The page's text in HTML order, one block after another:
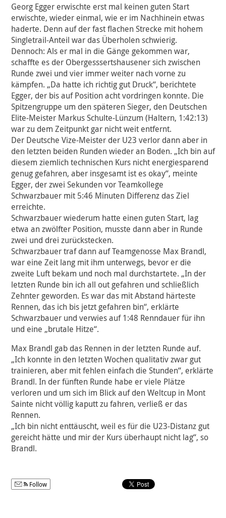
Georg Egger erwischte erst mal keinen guten Start
erwischte, wieder einmal, wie er im Nachhinein etwas
haderte. Denn auf der fast flachen Strecke mit hohem
Singletrail-Anteil war das Überholen schwierig.
Dennoch: Als er mal in die Gänge gekommen war,
schaffte es der Obergesssertshausener sich zwischen
Runde zwei und vier immer weiter nach vorne zu
kämpfen. „Da hatte ich richtig gut Druck“, berichtete
Egger, der bis auf Position acht vordringen konnte. Die
Spitzengruppe um den späteren Sieger, den Deutschen
Elite-Meister Markus Schulte-Lünzum (Haltern, 1:42:13)
war zu dem Zeitpunkt gar nicht weit entfernt.
Der Deutsche Vize-Meister der U23 verlor dann aber in
den letzten beiden Runden wieder an Boden. „Ich bin auf
diesem ziemlich technischen Kurs nicht energiesparend
genug gefahren, aber insgesamt ist es okay“, meinte
Egger, der zwei Sekunden vor Teamkollege
Schwarzbauer mit 5:46 Minuten Differenz das Ziel
erreichte.
Schwarzbauer wiederum hatte einen guten Start, lag
etwa an zwölfter Position, musste dann aber in Runde
zwei und drei zurückstecken.
Schwarzbauer traf dann auf Teamgenosse Max Brandl,
war eine Zeit lang mit ihm unterwegs, bevor er die
zweite Luft bekam und noch mal durchstartete. „In der
letzten Runde bin ich all out gefahren und schließlich
Zehnter geworden. Es war das mit Abstand härteste
Rennen, das ich bis jetzt gefahren bin“, erklärte
Schwarzbauer und verwies auf 1:48 Renndauer für ihn
und eine „brutale Hitze“.
Max Brandl gab das Rennen in der letzten Runde auf.
„Ich konnte in den letzten Wochen qualitativ zwar gut
trainieren, aber mit fehlen einfach die Stunden“, erklärte
Brandl. In der fünften Runde habe er viele Plätze
verloren und um sich im Blick auf den Weltcup in Mont
Sainte nicht völlig kaputt zu fahren, verließ er das
Rennen.
„Ich bin nicht enttäuscht, weil es für die U23-Distanz gut
gereicht hätte und mir der Kurs überhaupt nicht lag“, so
Brandl.
Follow